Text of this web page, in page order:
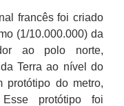
francês foi criado
(1/10.000.000) da
ao polo norte,
Terra ao nível do
protótipo do metro,
protótipo foi